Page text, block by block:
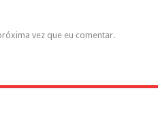
vez que eu comentar.